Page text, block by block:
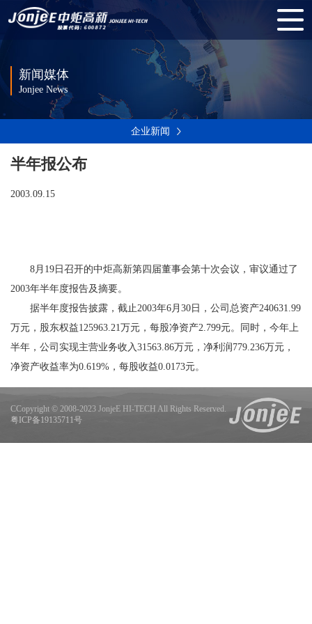
新闻媒体
Jonjee News
企业新闻
半年报公布
2003.09.15
8月 19 日召开的中炬高新第四届董事会第十次会议，审议通过了
2003年半年度报告及摘要。
据半年度报告披露，截止2003年6月 30 日，公司总资产240631.99
万元，股东权益125963.21万元，每股净资产2.799元。同时，今年上
半年，公司实现主营业务收入31563.86万元，净利润 779.236万元，
净资产收益率为0.619% ，每股收益0.0173元。
CCopyright © 2008-2023 JonjeE HI-TECH All Rights Reserved.
粤ICP备19135711号